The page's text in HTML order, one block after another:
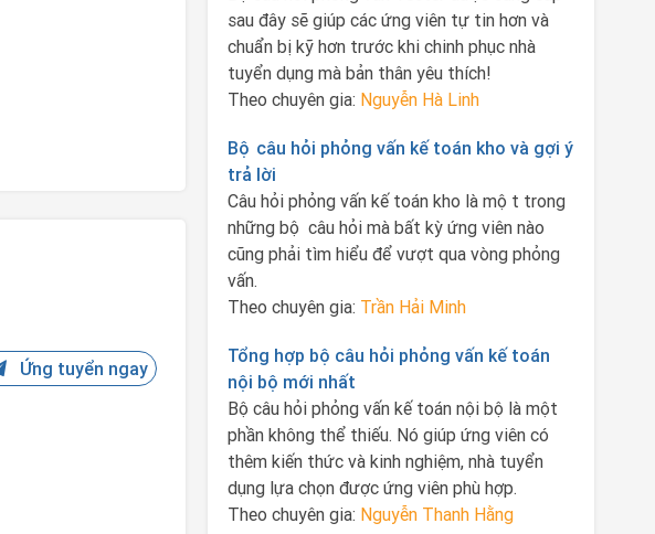
Ứng tuyển ngay
sau đây sẽ giúp các ứng viên tự tin hơn và
chuẩn bị kỹ hơn trước khi chinh phục nhà
tuyển dụng mà bản thân yêu thích!
Theo chuyên gia: Nguyễn Hà Linh
Bộ câu hỏi phỏng vấn kế toán kho và gợi ý
trả lời
Câu hỏi phỏng vấn kế toán kho là một trong
những bộ câu hỏi mà bất kỳ ứng viên nào
cũng phải tìm hiểu để vượt qua vòng phỏng
vấn.
Theo chuyên gia: Trần Hải Minh
Tổng hợp bộ câu hỏi phỏng vấn kế toán
nội bộ mới nhất
Bộ câu hỏi phỏng vấn kế toán nội bộ là một
phần không thể thiếu. Nó giúp ứng viên có
thêm kiến thức và kinh nghiệm, nhà tuyển
dụng lựa chọn được ứng viên phù hợp.
Theo chuyên gia: Nguyễn Thanh Hằng